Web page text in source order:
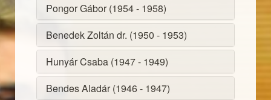
Pongor Gábor (1954- 1958)
Benedek Zoltán dr. (1950 - 1953)
Hunyár Csaba (1947- 1949)
Bendes Aladár (1946- 1947)